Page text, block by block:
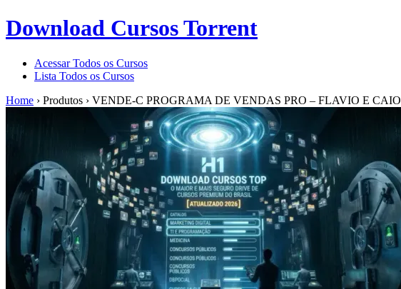
Download Cursos Torrent
Acessar Todos os Cursos
Lista Todos os Cursos
Home › Produtos › VENDE-C PROGRAMA DE VENDAS PRO – FLAVIO E CAIO